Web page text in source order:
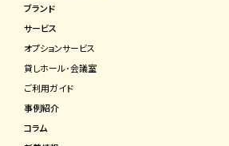
ブランド
サービス
オプションサービス
貸しホール･会議室
ご利⽤ガイド
事例紹介
コラム